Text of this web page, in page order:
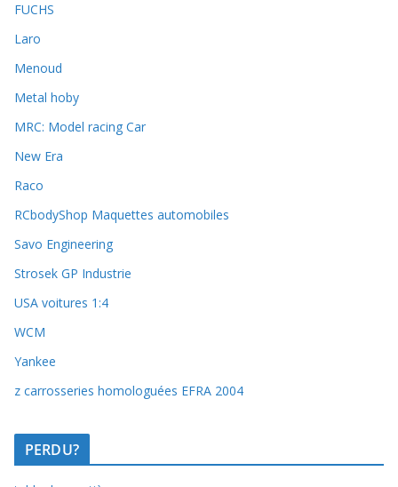
FUCHS
Laro
Menoud
Metal hoby
MRC: Model racing Car
New Era
Raco
RCbodyShop Maquettes automobiles
Savo Engineering
Strosek GP Industrie
USA voitures 1:4
WCM
Yankee
z carrosseries homologuées EFRA 2004
PERDU?